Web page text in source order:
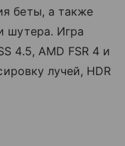
беты, а также
шутера. Игра
4.5, AMD FSR 4 и
лучей, HDR